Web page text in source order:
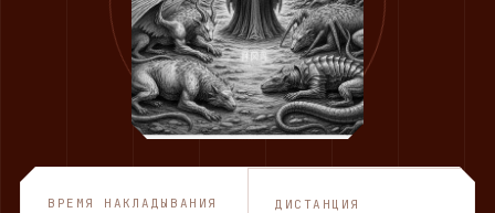
ВРЕМЯ НАКЛАДЫВАНИЯ ДИСТАНЦИЯ